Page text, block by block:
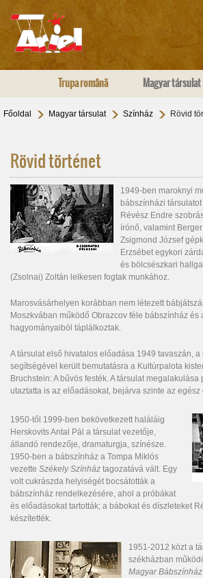
Trupa română Magyar társulat
Főoldal Magyar társulat Színház Rövid
Rövid történet
1949-ben maroknyi
bábszínházi
Révész Endre
írónő, valamint
Zsigmond József
Erzsébet egykori
és bölcsészkari
(Zsolnai) Zoltán lelkesen fogtak munkához.
Marosvásárhelyen korábban nem létezett
Moszkvában működő Obrazcov féle bábszínház és
hagyományaiból táplálkoztak.
A társulat első hivatalos előadása 1949 tavaszán,
segítségével került bemutatásra a Kultúrpalota
Bruchstein: A bűvös festék. A társulat
utaztatta is az előadásokat, bejárva szinte az egész
1950-től 1999-ben bekövetkezett haláláig
Herskovits Antal Pál a társulat vezetője,
állandó rendezője, dramaturgja, színésze.
1950-ben a bábszínház a Tompa Miklós
vezette Székely Színház tagozatává vált. Egy
volt cukrászda helyiségét bocsátották a
bábszínház rendelkezésére, ahol a próbákat
és előadásokat tartották; a bábokat és díszleteket
készítették.
1951-2012 közt a
székházban
Magyar Bábszínház